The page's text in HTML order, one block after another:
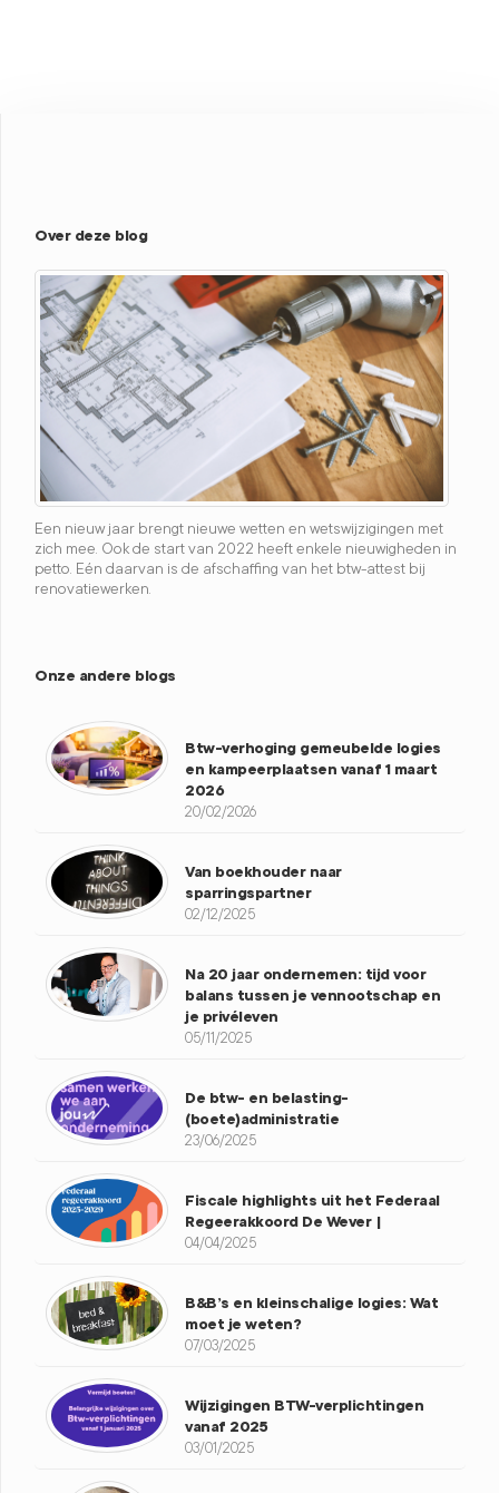
Over deze blog
Een nieuw jaar brengt nieuwe wetten en wetswijzigingen met
zich mee. Ook de start van 2022 heeft enkele nieuwigheden in
petto. Eén daarvan is de afschaffing van het btw-attest bij
renovatiewerken.
Onze andere blogs
Btw-verhoging gemeubelde logies
en kampeerplaatsen vanaf 1 maart
2026
20/02/2026
Van boekhouder naar
sparringspartner
02/12/2025
Na 20 jaar ondernemen: tijd voor
balans tussen je vennootschap en
je privéleven
05/11/2025
De btw- en belasting-
(boete)administratie
23/06/2025
Fiscale highlights uit het Federaal
Regeerakkoord De Wever |
04/04/2025
B&B’s en kleinschalige logies: Wat
moet je weten?
07/03/2025
Wijzigingen BTW-verplichtingen
vanaf 2025
03/01/2025